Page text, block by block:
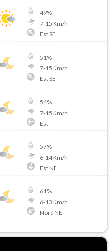
49%
7-15 Km/h
Est SE
51%
7-15 Km/h
Est SE
54%
7-15 Km/h
Est
57%
6-14Km/h
Est NE
61%
6-13 Km/h
Nord NE